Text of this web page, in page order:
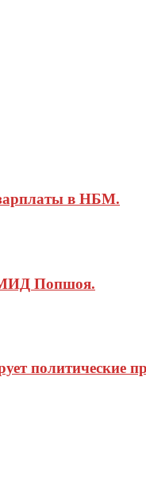
зарплаты в НБМ.
МИД Попшоя.
политические